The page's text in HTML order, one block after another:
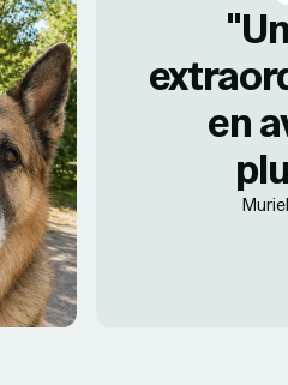
en
Muriel